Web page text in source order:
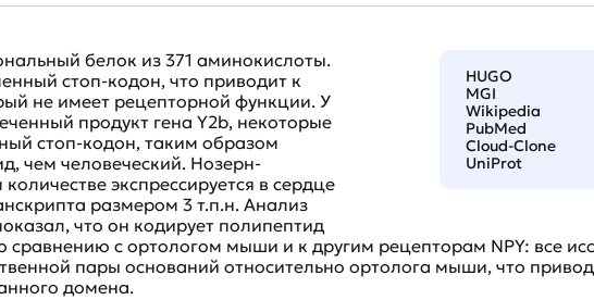
HUGO
MGI
Wikipedia
PubMed
Cloud-Clone
UniProt
белок из 371 аминокислоты.
стоп-кодон, что приводит к
не имеет рецепторной функции. У
продукт гена Y2b, некоторые
стоп-кодон, таким образом
чем человеческий. Нозерн-
экспрессируется в сердце
размером 3 т.п.н. Анализ
что он кодирует полипептид
сравнению с ортологом мыши и к другим рецепторам NPY: все
пары оснований относительно ортолога мыши, что
домена.